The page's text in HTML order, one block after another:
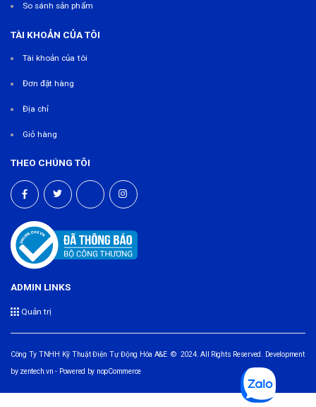
So sánh sản phẩm
TÀI KHOẢN CỦA TÔI
Tài khoản của tôi
Đơn đặt hàng
Địa chỉ
Giỏ hàng
THEO CHÚNG TÔI
ADMIN LINKS
Quản trị
Công Ty TNHH Kỹ Thuật Điện Tự Động Hóa A&E © 2024. All Rights Reserved. Development
by zentech.vn - Powered by nopCommerce